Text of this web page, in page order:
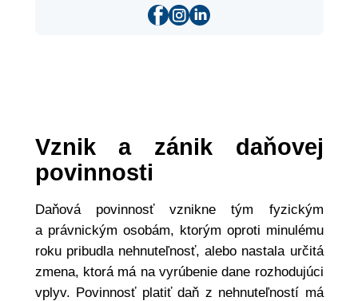
Vznik a zánik daňovej
povinnosti
Daňová povinnosť vznikne tým fyzickým
a právnickým osobám, ktorým oproti minulému
roku pribudla nehnuteľnosť, alebo nastala určitá
zmena, ktorá má na vyrúbenie dane rozhodujúci
vplyv. Povinnosť platiť daň z nehnuteľností má